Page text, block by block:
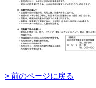
> 前のページに戻る